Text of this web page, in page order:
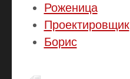
Роженица
Проектировщик
Борис